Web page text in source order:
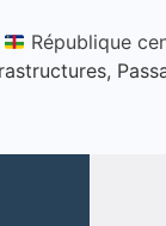
République